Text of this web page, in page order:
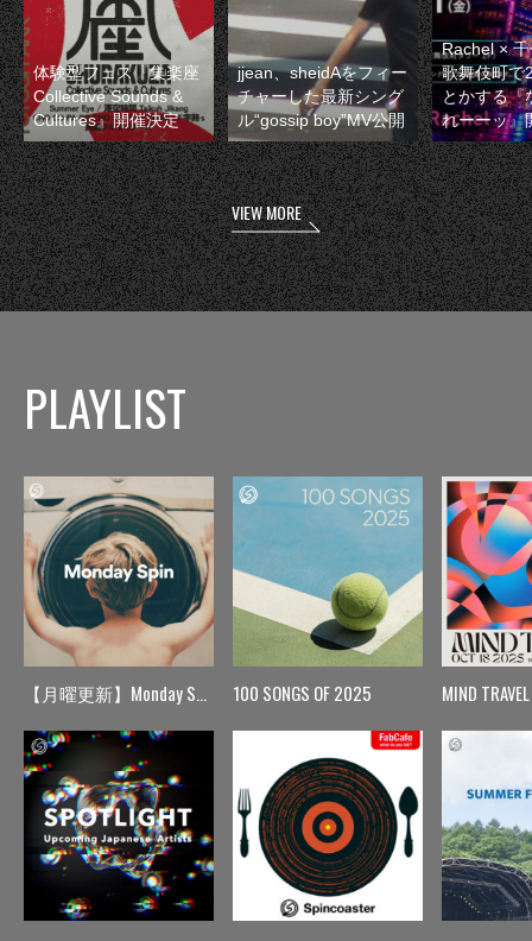
体験型フェス『集楽座
Collective Sounds &
Cultures』開催決定
jjean、sheidAをフィー
チャーした最新シング
ル“gossip boy”MV公開
Rachel ×
歌舞伎町で
とかする『
れーーッ』
VIEW MORE
PLAYLIST
【月曜更新】Monday Spin 100 SONGS OF 2025 MIND TRAVEL